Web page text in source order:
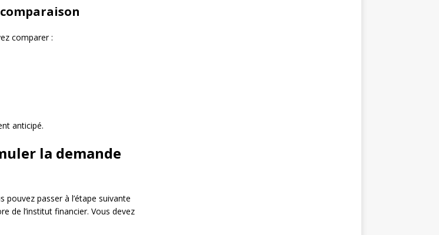
comparer :
anticipé.
la demande
passer à l’étape suivante
de l’institut financier. Vous devez